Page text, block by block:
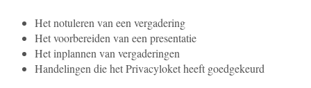
Het notuleren van een vergadering
Het voorbereiden van een presentatie
Het inplannen van vergaderingen
Handelingen die het Privacyloket heeft goedgekeurd